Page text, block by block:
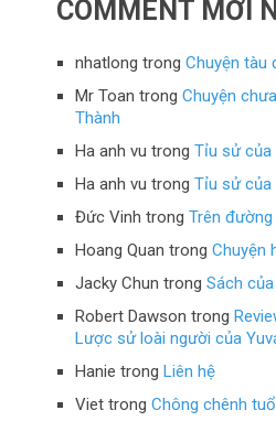
COMMENT MỚI
nhatlong trongChuyện tàu
Mr Toan trongChuyện
Thành
Ha anh vu trongTỉu sử của
Ha anh vu trongTỉu sử của
Đức Vinh trongTrên đường
Hoang Quan trongChuyện
Jacky Chun trongSách
Robert Dawson trong
Lược sử loài người của
Hanie trongLiên hệ
Viet trongChông chênh